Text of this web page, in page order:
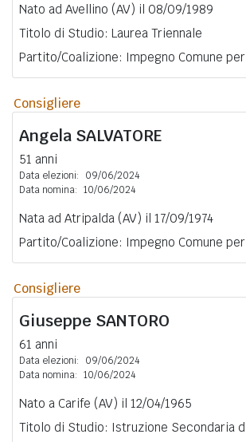
Nato ad Avellino (AV) il 08/09/1989
Titolo di Studio: Laurea Triennale
Partito/Coalizione: Impegno Comune
Consigliere
Angela SALVATORE
51 anni
Data elezioni:
09/06/2024
Data nomina: 10/06/2024
Nata ad Atripalda (AV) il 17/09/1974
Partito/Coalizione: Impegno Comune
Consigliere
Giuseppe SANTORO
61 anni
Data elezioni:
09/06/2024
Data nomina: 10/06/2024
Nato a Carife (AV) il 12/04/1965
Titolo di Studio: Istruzione Secondaria